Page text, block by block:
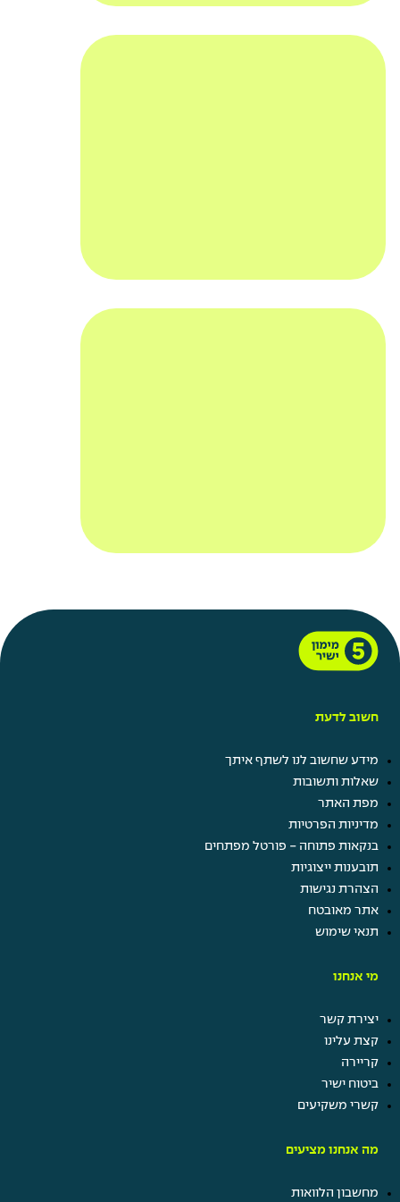
חשוב לדעת
מידע שחשוב לנו לשתף איתך
שאלות ותשובות
מפת האתר
מדיניות הפרטיות
בנקאות פתוחה - פורטל מפתחים
תובענות ייצוגיות
הצהרת נגישות
אתר מאובטח
תנאי שימוש
מי אנחנו
יצירת קשר
קצת עלינו
קריירה
ביטוח ישיר
קשרי משקיעים
מה אנחנו מציעים
מחשבון הלוואות